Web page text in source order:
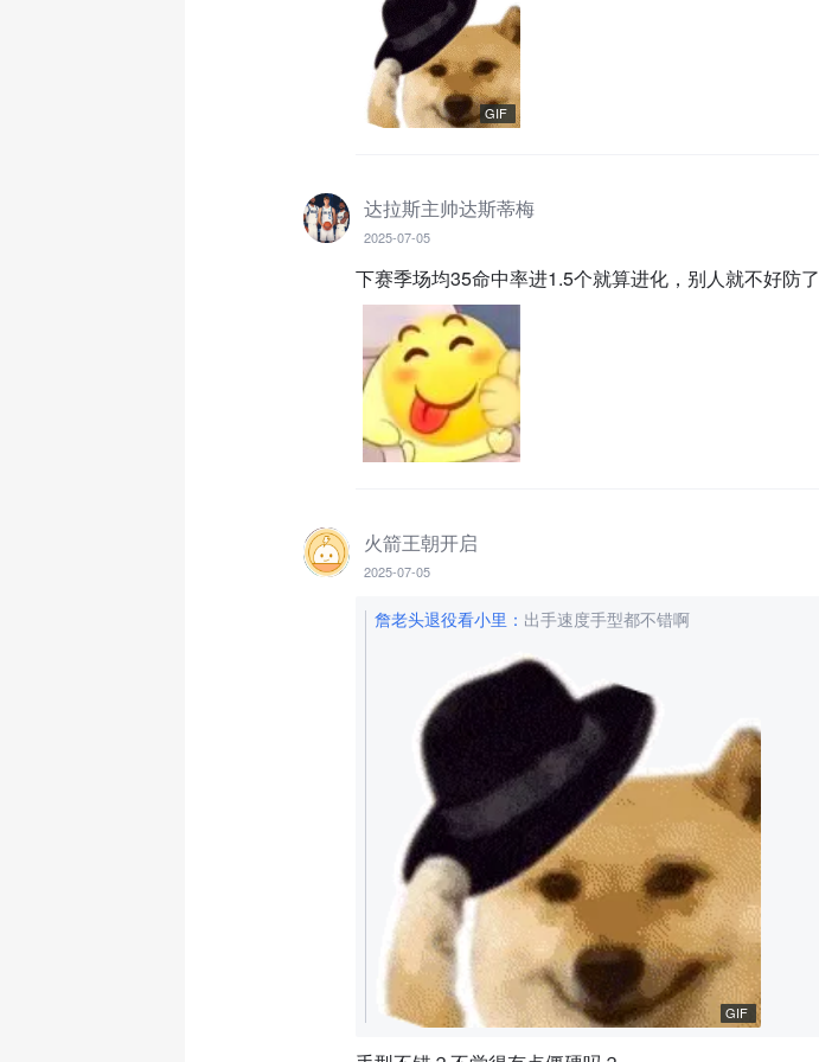
GIF
达拉斯主帅达斯蒂梅
2025-07-05
下赛季场均35命中率进1.5个就算进化，别人就不好防了
火箭王朝开启
2025-07-05
詹老头退役看小里 ： 出手速度手型都不错啊
GIF